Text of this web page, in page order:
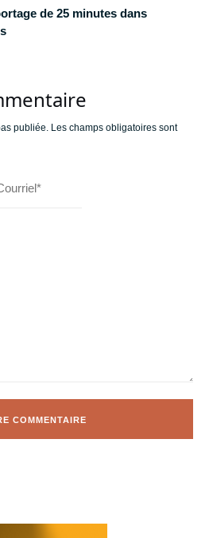
de 25 minutes dans
publiée. Les champs obligatoires sont